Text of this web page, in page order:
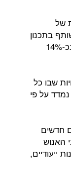
של
בתכנון
יעדי התוצאות העסקיות והצמיחה, גבוהה בכ-14%
שבו כל
על פי
חדשים
האנוש
ייעודיים,